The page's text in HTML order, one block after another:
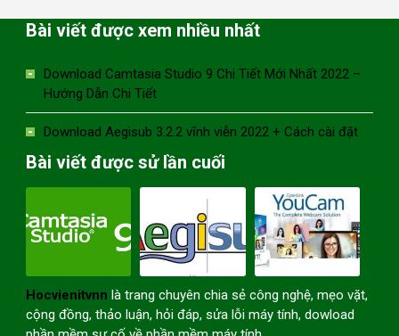
Bài viết được xem nhiều nhất
Download Camtasia Studio 9 Chi Tiết Mới Nhất 2022 –
Hướng Dẫn Chi Tiết
Download Aegisub 3.2.2 vĩnh viễn 2022 + Cách cài đặt
Bài viết được sử lần cuối
Hocvienitvnn là trang chuyên chia sẻ công nghệ, mẹo vặt,
cộng đồng, thảo luận, hỏi đáp, sửa lỗi máy tính, dowload